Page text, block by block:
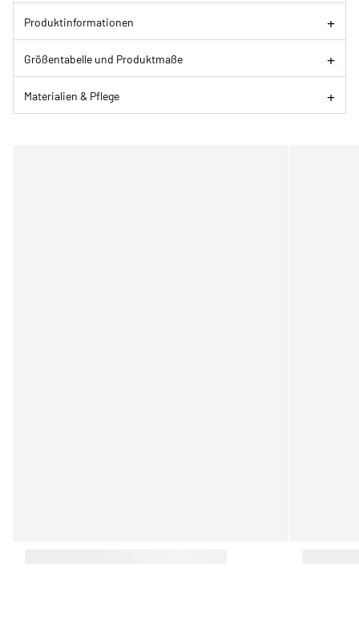
Produktinformationen
Größentabelle und Produktmaße
Materialien & Pflege